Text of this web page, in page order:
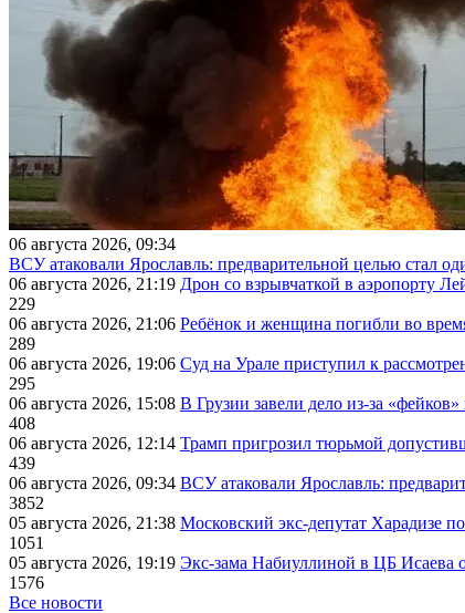
06 августа 2026, 09:34
ВСУ атаковали Ярославль: предварительной целью стал
06 августа 2026, 21:19 Дрон со взрывчаткой в аэропорту
229
06 августа 2026, 21:06 Ребёнок и женщина погибли во
289
06 августа 2026, 19:06 Суд на Урале приступил к
295
06 августа 2026, 15:08 В Грузии завели дело из-за
408
06 августа 2026, 12:14 Трамп пригрозил тюрьмой
439
06 августа 2026, 09:34 ВСУ атаковали Ярославль:
3852
05 августа 2026, 21:38 Московский экс-депутат Харадизе
1051
05 августа 2026, 19:19 Экс-зама Набиуллиной в ЦБ Исаева
1576
Все новости